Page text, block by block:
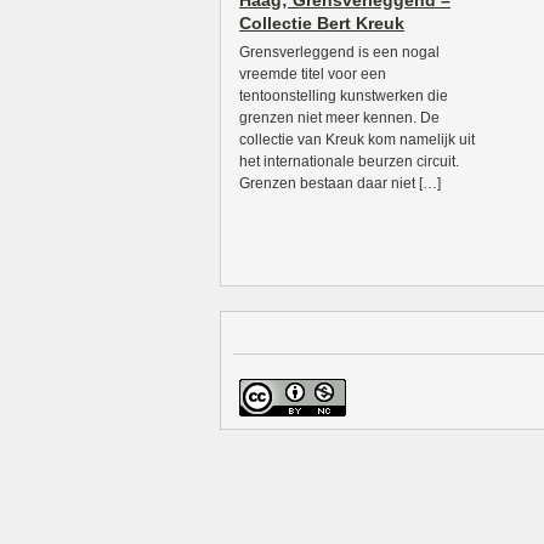
Collectie Bert Kreuk
Grensverleggend is een nogal
vreemde titel voor een
tentoonstelling kunstwerken die
grenzen niet meer kennen. De
collectie van Kreuk kom namelijk uit
het internationale beurzen circuit.
Grenzen bestaan daar niet […]